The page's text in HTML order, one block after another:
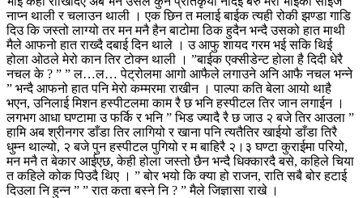
नाप्न थाली र चलाउन थाली । एक छिन त मलाई बाईक त्यही रोकी झण्डा गाडि
दिउ कि जस्तो लाग्यो तर मन मनै हैन बाटोमा ठिक हुदैन भन्दै उसको हात माथी
मैले आफनो हात राख्दै दबाई दिन थाले । उ आफु शायद गरम भई सकि थिई
होला ओठले मेरो कान तिर टोक्न थाली । ”बाईक एक्सीडेन्ट होला है दिदी धेरै
नचल के ? ” ” ल…ल… पेट्रोलमा आगो आफैले लगाउने अनि आफै नचल भन्ने
” भन्दै आफनो हात पनि मेरो कम्मरमा राखीन । पाल्पा कति बेला आयो थाहै
भएन, उनिलाई मिशन हस्पीटलमा काम रै छ भनि हस्पीटल तिर जान लगाईन ।
लगभग आधा घण्टामा उ फर्कि र भनि ” भिड ज्यादै रै छ जाउ २ बजे तिर आउला ”
हामि अब श्रीनगर डाँडा तिर लागियो र खाना पनि त्यतैतिर खाईयो डाँडा तिरै
धुम्न थाल्यो, २ बजे पुन हस्पीटल पुगियो र म बाहिरै २।३ घण्टा कुराईमा परियो,
मन मनै त बेकार आईएछ, केही होला जस्तो छैन भन्दै धिक्कारदै बसे, कहिले चिया
त कहिले कोक पिउदै थिए । ” बोर भयो कि क्या हो राजन, राति सबै बोर हटाई
दिउला नि हुन्न ” ” रात कता बस्ने नि ? ” मैले जिज्ञासा राखे ।